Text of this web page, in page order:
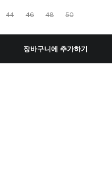
44 46 48 50
장바구니에 추가하기